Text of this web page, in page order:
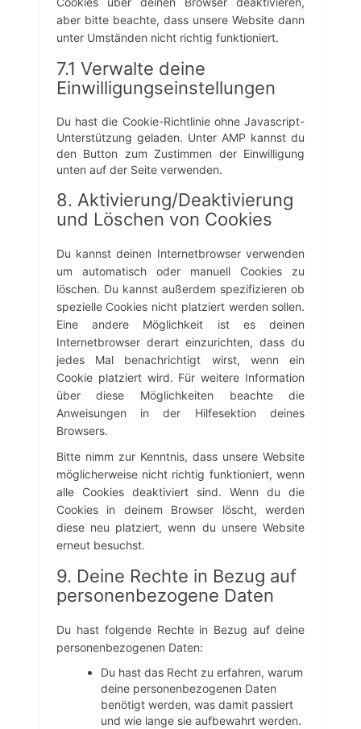
s
s
i
t
c
e
-
r
-
d
p
r
o
o
e
-
o
n
t
s
s
i
g
e
aber bitte beachte, dass unsere Website dann
unter Umständen nicht richtig funktioniert.
7.1 Verwalte deine
Einwilligungseinstellungen
Du hast die Cookie-Richtlinie ohne Javascript-
Unterstützung geladen. Unter AMP kannst du
den Button zum Zustimmen der Einwilligung
unten auf der Seite verwenden.
8. Aktivierung/Deaktivierung
und Löschen von Cookies
Du kannst deinen Internetbrowser verwenden
um automatisch oder manuell Cookies zu
löschen. Du kannst außerdem spezifizieren ob
spezielle Cookies nicht platziert werden sollen.
Eine andere Möglichkeit ist es deinen
Internetbrowser derart einzurichten, dass du
jedes Mal benachrichtigt wirst, wenn ein
Cookie platziert wird. Für weitere Information
über diese Möglichkeiten beachte die
Anweisungen in der Hilfesektion deines
Browsers.
Bitte nimm zur Kenntnis, dass unsere Website
möglicherweise nicht richtig funktioniert, wenn
alle Cookies deaktiviert sind. Wenn du die
Cookies in deinem Browser löscht, werden
diese neu platziert, wenn du unsere Website
erneut besuchst.
9. Deine Rechte in Bezug auf
personenbezogene Daten
Du hast folgende Rechte in Bezug auf deine
personenbezogenen Daten:
Du hast das Recht zu erfahren, warum
deine personenbezogenen Daten
benötigt werden, was damit passiert
und wie lange sie aufbewahrt werden.